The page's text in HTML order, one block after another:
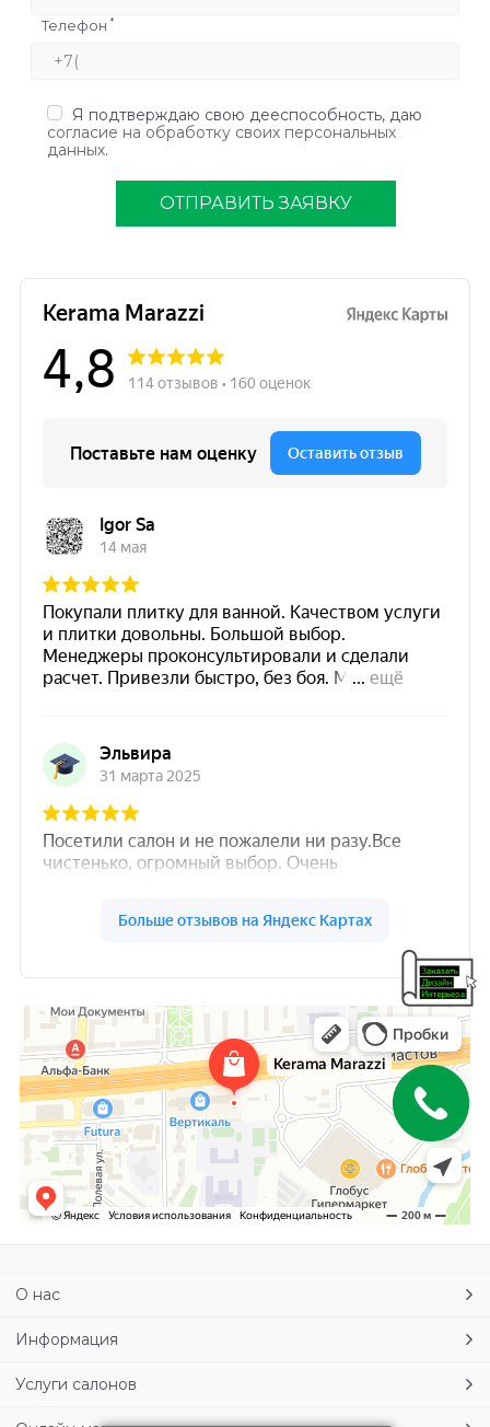
Телефон *
Я подтверждаю свою дееспособность, даю
согласие на обработку своих персональных
данных.
ОТПРАВИТЬ ЗАЯВКУ
О нас
Информация
Услуги салонов